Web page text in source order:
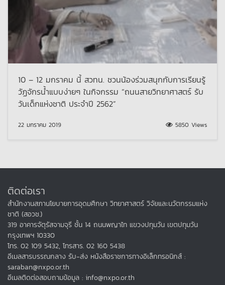
10 – 12 มกราคม นี้ สวทน. ชวนน้องร่วมสนุกกับการเรียนรู้
วัฏจักรน้ำแบบง่ายๆ ในกิจกรรม “ถนนสายวิทยาศาสตร์ รับ
วันเด็กแห่งชาติ ประจำปี 2562”
22 มกราคม 2019 5850 Views
ติดต่อเรา
สำนักงานสภานโยบายการอุดมศึกษา วิทยาศาสตร์ วิจัยและนวัตกรรมแห่ง
ชาติ (สอวช.)
319 อาคารจัตุรัสจามจุรี ชั้น 14 ถนนพญาไท แขวงปทุมวัน เขตปทุมวัน
กรุงเทพฯ 10330
โทร. 02 109 5432, โทรสาร. 02 160 5438
อีเมลสารบรรณกลาง รับ-ส่ง หนังสือราชการทางอิเล็กทรอนิกส์ :
saraban@nxpo.or.th
อีเมลติดต่อสอบถามข้อมูล : info@nxpo.or.th